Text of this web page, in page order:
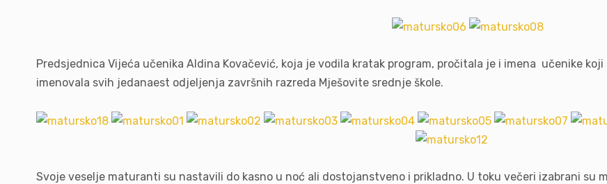
Predsjednica Vijeća učenika Aldina Kovačević, koja je vodila kratak program, pročitala je i imena učenike
imenovala svih jedanaest odjeljenja završnih razreda Mješovite srednje škole.
Svoje veselje maturanti su nastavili do kasno u noć ali dostojanstveno i prikladno. U toku večeri izabrani su